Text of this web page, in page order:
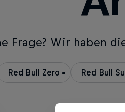
Frage? Wir haben
Red Bull Zero Red Bull